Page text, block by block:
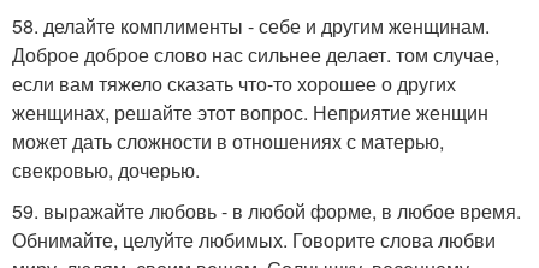
58. делайте комплименты - себе и другим женщинам.
Доброе доброе слово нас сильнее делает. том случае,
если вам тяжело сказать что-то хорошее о других
женщинах, решайте этот вопрос. Неприятие женщин
может дать сложности в отношениях с матерью,
свекровью, дочерью.
59. выражайте любовь - в любой форме, в любое время.
Обнимайте, целуйте любимых. Говорите слова любви